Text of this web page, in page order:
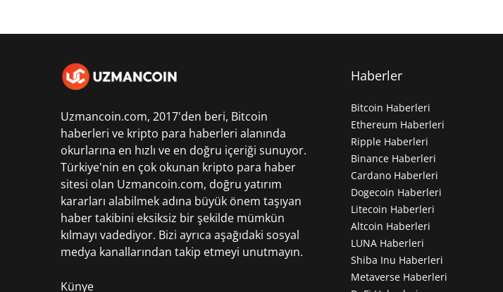
Uzmancoin.com, 2017'den beri, Bitcoin
haberleri ve kripto para haberleri alanında
okurlarına en hızlı ve en doğru içeriği sunuyor.
Türkiye'nin en çok okunan kripto para haber
sitesi olan Uzmancoin.com, doğru yatırım
kararları alabilmek adına büyük önem taşıyan
haber takibini eksiksiz bir şekilde mümkün
kılmayı vadediyor. Bizi ayrıca aşağıdaki sosyal
medya kanallarından takip etmeyi unutmayın.
Künye
Haberler
Bitcoin Haberleri
Ethereum Haberleri
Ripple Haberleri
Binance Haberleri
Cardano Haberleri
Dogecoin Haberleri
Litecoin Haberleri
Altcoin Haberleri
LUNA Haberleri
Shiba Inu Haberleri
Metaverse Haberleri